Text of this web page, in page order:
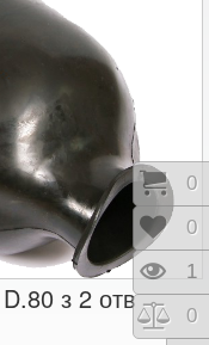
з 2 отв
0
0
1
0